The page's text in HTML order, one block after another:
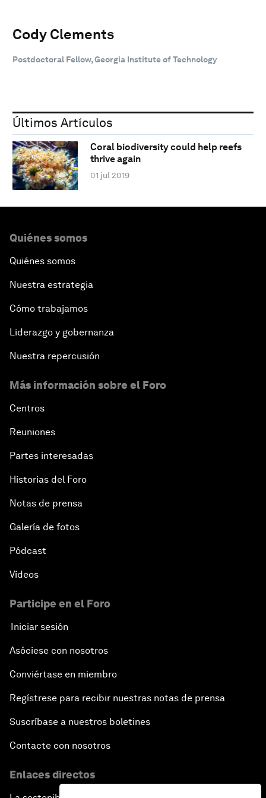
Cody Clements
Postdoctoral Fellow, Georgia Institute of Technology
Últimos Artículos
Coral biodiversity could help reefs
thrive again
01 jul 2019
Quiénes somos
Quiénes somos
Nuestra estrategia
Cómo trabajamos
Liderazgo y gobernanza
Nuestra repercusión
Más información sobre el Foro
Centros
Reuniones
Partes interesadas
Historias del Foro
Notas de prensa
Galería de fotos
Pódcast
Vídeos
Participe en el Foro
Iniciar sesión
Asóciese con nosotros
Conviértase en miembro
Regístrese para recibir nuestras notas de prensa
Suscríbase a nuestros boletines
Contacte con nosotros
Enlaces directos